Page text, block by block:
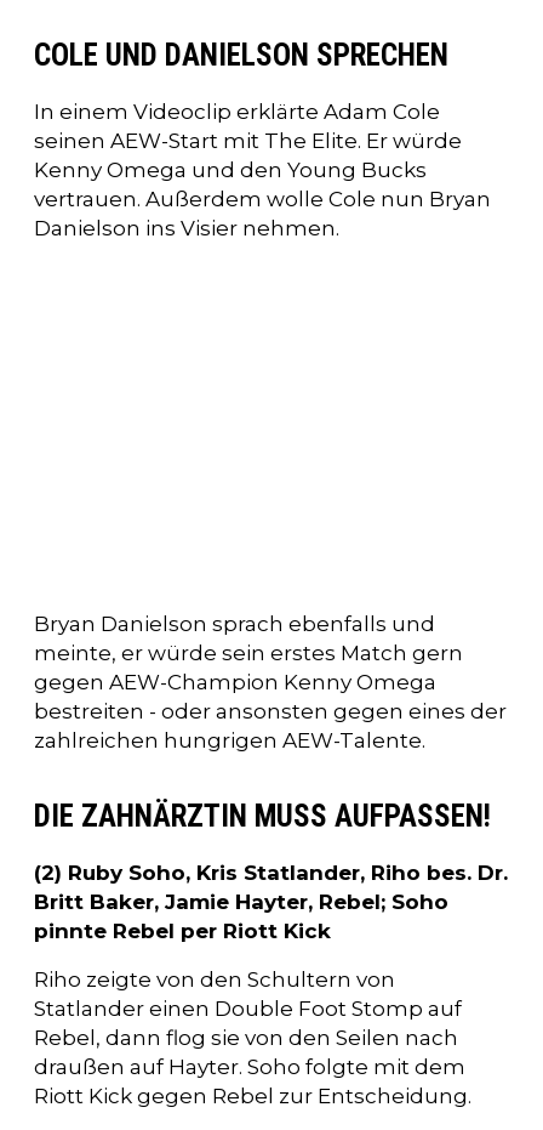
COLE UND DANIELSON SPRECHEN
In einem Videoclip erklärte Adam Cole
seinen AEW-Start mit The Elite. Er würde
Kenny Omega und den Young Bucks
vertrauen. Außerdem wolle Cole nun Bryan
Danielson ins Visier nehmen.
Bryan Danielson sprach ebenfalls und
meinte, er würde sein erstes Match gern
gegen AEW-Champion Kenny Omega
bestreiten - oder ansonsten gegen eines der
zahlreichen hungrigen AEW-Talente.
DIE ZAHNÄRZTIN MUSS AUFPASSEN!
(2) Ruby Soho, Kris Statlander, Riho bes. Dr.
Britt Baker, Jamie Hayter, Rebel; Soho
pinnte Rebel per Riott Kick
Riho zeigte von den Schultern von
Statlander einen Double Foot Stomp auf
Rebel, dann flog sie von den Seilen nach
draußen auf Hayter. Soho folgte mit dem
Riott Kick gegen Rebel zur Entscheidung.